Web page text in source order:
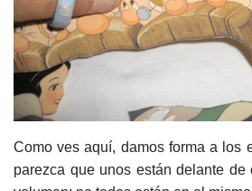
Como ves aquí, damos forma a los
parezca que unos están delante de